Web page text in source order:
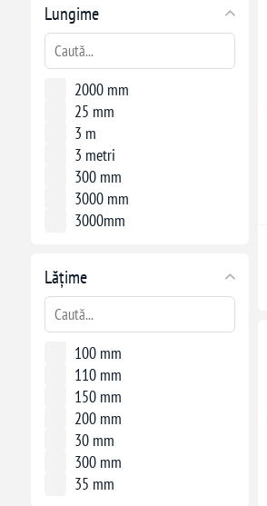
300x85x0.75 mm
400 x 15 x 1 mm
500x110x1mm
500x15x1mm
50x60mm
595 x 595 x 12.5 mm
600x15x1 mm
600x600x35 mm
600x60x1 mm
600x85x1mm
Lungime
2000 mm
25 mm
3 m
3 metri
300 mm
3000 mm
3000mm
500 mm
600 mm
Lățime
100 mm
110 mm
150 mm
200 mm
30 mm
300 mm
35 mm